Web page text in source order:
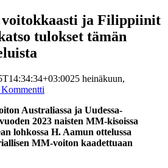
voitokkaasti ja Filippiinit
tulokset tämän
25 heinäkuun,
Australiassa ja Uudessa-
2023 naisten MM-kisoissa
lohkossa H. Aamun ottelussa
MM-voiton kaadettuaan